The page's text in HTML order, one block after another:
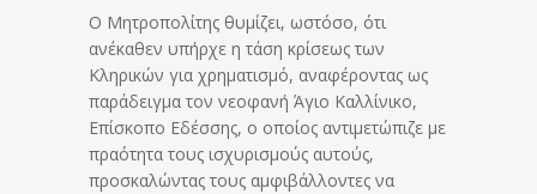
Ο Μητροπολίτης θυμίζει, ωστόσο, ότι
ανέκαθεν υπήρχε η τάση κρίσεως των
Κληρικών για χρηματισμό, αναφέροντας ως
παράδειγμα τον νεοφανή Άγιο Καλλίνικο,
Επίσκοπο Εδέσσης, ο οποίος αντιμετώπιζε με
πραότητα τους ισχυρισμούς αυτούς,
προσκαλώντας τους αμφιβάλλοντες να